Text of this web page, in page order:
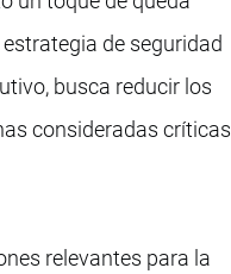
de seguridad
busca reducir los
consideradas críticas
relevantes para la